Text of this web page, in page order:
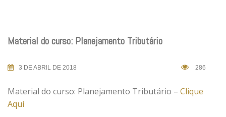
Material do curso: Planejamento Tributário
3 DE ABRIL DE 2018 286
Material do curso: Planejamento Tributário – Clique
Aqui